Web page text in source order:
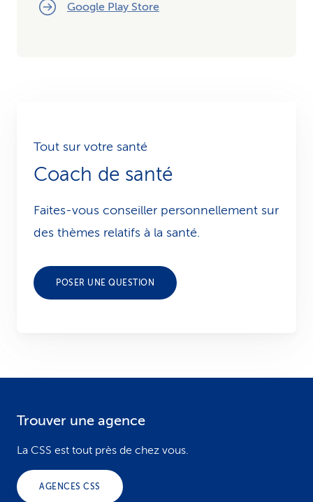
Google Play Store
Tout sur votre santé
Coach de santé
Faites-vous conseiller personnellement sur
des thèmes relatifs à la santé.
POSER UNE QUESTION
Trouver une agence
La CSS est tout près de chez vous.
AGENCES CSS